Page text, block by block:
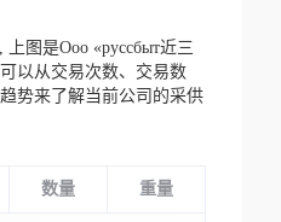
上图是Ооо «руссбыт近三
以从交易次数、交易数
势来了解当前公司的采供
数量 重量